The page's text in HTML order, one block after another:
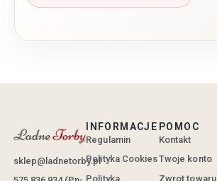
sklep@ladnetorby.pl
INFORMACJE
Regulamin
Polityka Cookies
Polityka
POMOC
Kontakt
Twoje konto
Zwrot towaru